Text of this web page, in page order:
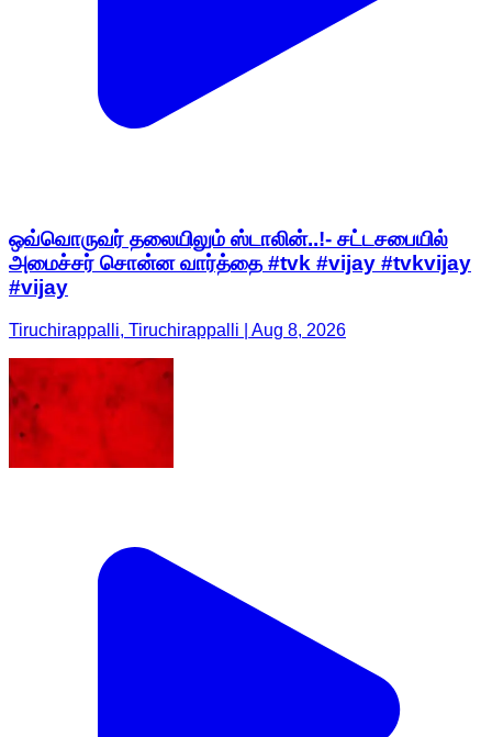
ஒவ்வொருவர் தலையிலும் ஸ்டாலின்..!- சட்டசபையில்
அமைச்சர் சொன்ன வார்த்தை #tvk #vijay #tvkvijay
#vijay
Tiruchirappalli, Tiruchirappalli | Aug 8, 2026